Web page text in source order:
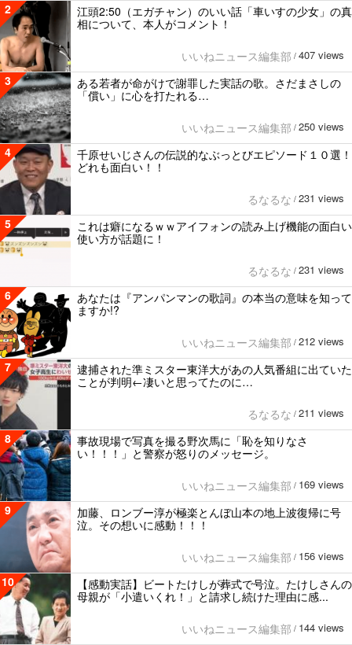
2
江頭2:50（エガチャン）のいい話「車いすの少女」の真
相について、本人がコメント！
いいねニュース編集部 / 407 views
3
ある若者が命がけで謝罪した実話の歌。さだまさしの
「償い」に心を打たれる…
いいねニュース編集部 / 250 views
4
千原せいじさんの伝説的なぶっとびエピソード１０選！
どれも面白い！！
るなるな / 231 views
5
これは癖になるｗｗアイフォンの読み上げ機能の面白い
使い方が話題に！
るなるな / 231 views
6
あなたは『アンパンマンの歌詞』の本当の意味を知って
ますか!?
いいねニュース編集部 / 212 views
7
逮捕された準ミスター東洋大があの人気番組に出ていた
ことが判明←凄いと思ってたのに…
るなるな / 211 views
8
事故現場で写真を撮る野次馬に「恥を知りなさ
い！！！」と警察が怒りのメッセージ。
いいねニュース編集部 / 169 views
9
加藤、ロンブー淳が極楽とんぼ山本の地上波復帰に号
泣。その想いに感動！！！
いいねニュース編集部 / 156 views
10
【感動実話】ビートたけしが葬式で号泣。たけしさんの
母親が「小遣いくれ！」と請求し続けた理由に感...
いいねニュース編集部 / 144 views